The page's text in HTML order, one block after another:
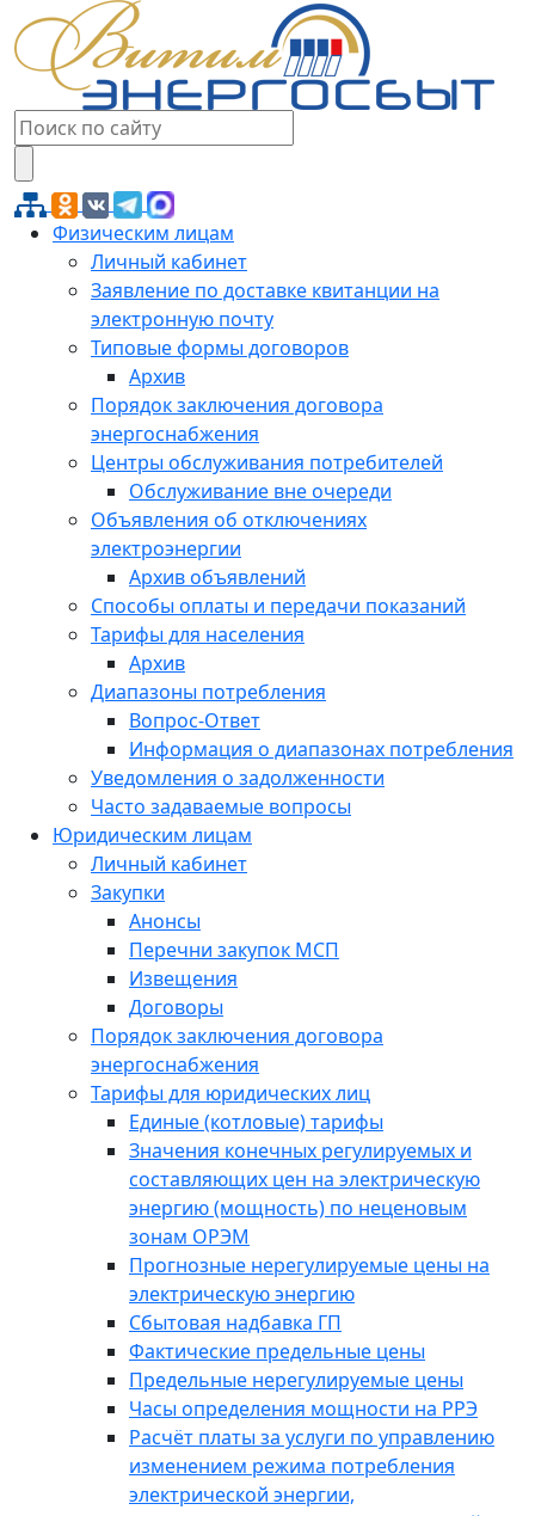
Физическим лицам
Личный кабинет
Заявление по доставке квитанции на
электронную почту
Типовые формы договоров
Архив
Порядок заключения договора
энергоснабжения
Центры обслуживания потребителей
Обслуживание вне очереди
Объявления об отключениях
электроэнергии
Архив объявлений
Способы оплаты и передачи показаний
Тарифы для населения
Архив
Диапазоны потребления
Вопрос-Ответ
Информация о диапазонах потребления
Уведомления о задолженности
Часто задаваемые вопросы
Юридическим лицам
Личный кабинет
Закупки
Анонсы
Перечни закупок МСП
Извещения
Договоры
Порядок заключения договора
энергоснабжения
Тарифы для юридических лиц
Единые (котловые) тарифы
Значения конечных регулируемых и
составляющих цен на электрическую
энергию (мощность) по неценовым
зонам ОРЭМ
Прогнозные нерегулируемые цены на
электрическую энергию
Сбытовая надбавка ГП
Фактические предельные цены
Предельные нерегулируемые цены
Часы определения мощности на РРЭ
Расчёт платы за услуги по управлению
изменением режима потребления
электрической энергии,